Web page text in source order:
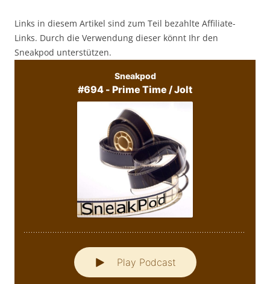
Links in diesem Artikel sind zum Teil bezahlte Affiliate-
Links. Durch die Verwendung dieser könnt Ihr den
Sneakpod unterstützen.